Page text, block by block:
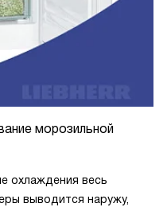
морозильной
охлаждения весь
выводится наружу,